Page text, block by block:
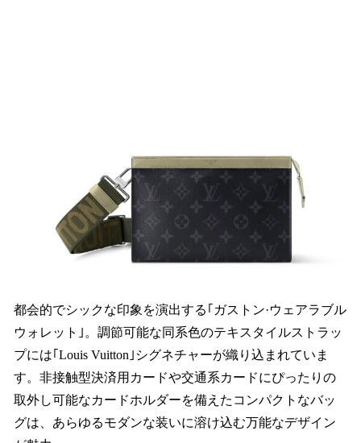
都会的でシックな印象を演出する｢ガストン·ウェアラブル
ウォレット｣。調節可能な同系色のテキスタイルストラッ
プには｢Louis Vuitton｣シグネチャーが織り込まれていま
す。非接触型決済用カードや交通系カードにぴったりの
取外し可能なカードホルダーを備えたコンパクトなバッ
グは、あらゆるモダンな装いに溶け込む万能なデザイン